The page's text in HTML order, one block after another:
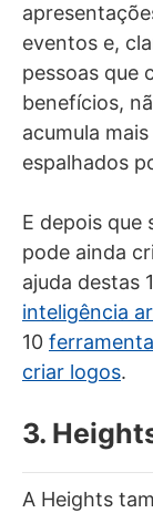
eventos e,
pessoas que
benefícios,
acumula
espalhados
E depois que
pode ainda
ajuda destas
inteligência
10
criar logos.
3.
A Heights